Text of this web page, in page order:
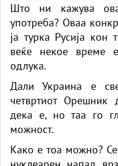
Што ни кажува ова
употреба? Оваа
ја турка Русија
веќе некое време
одлука.
Дали Украина е
четвртиот Орешник
дека е, но таа го
можност.
Како е тоа можно?